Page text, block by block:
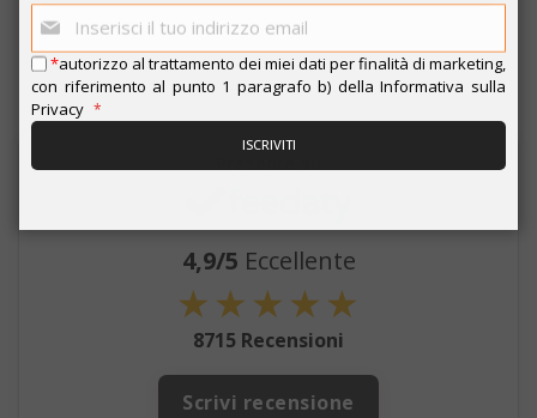
4,9/5 Eccellente
★★★★★
8715 Recensioni
Scrivi recensione
Strettamente necessari
Performance
Targeting
Funzionalità
consentono le funzionalità principali del
essere utilizzato correttamente senza i
cookie strettamente necessari.
Iscriviti
alla
nostra
newsletter:
*autorizzo al trattamento dei miei dati per finalità di marketing,
con riferimento al punto 1 paragrafo b) dellaInformativa sulla
Privacy
ISCRIVITI